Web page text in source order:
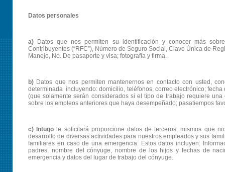
Datos personales
a)
Datos que nos permiten su identificación y conocer más
Contribuyentes (“RFC”), Número de Seguro Social, Clave Única de
Manejo, No. De pasaporte y visa; fotografía y firma.
b) Datos que nos permiten mantenernos en contacto con usted,
determinada incluyendo: domicilio, teléfonos, correo electrónico;
(que solamente serán considerados si el tipo de trabajo requiere
sobre los empleos anteriores que haya desempeñado; pasatiempos
c) Intugo le solicitará proporcione datos de terceros, mismos que
desarrollo de diversas actividades para nuestros empleados y sus
familiares en caso de una emergencia: Estos datos incluyen:
padres, nombre del cónyuge, nombre de los hijos y fechas de
emergencia y datos del lugar de trabajo del cónyuge.